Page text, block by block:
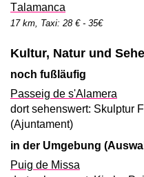
Talamanca
17 km, Taxi: 28 € - 35€
Kultur, Natur und
noch fußläufig
Passeig de s'Alamera
dort sehenswert: Skulptur
(Ajuntament)
in der Umgebung
Puig de Missa